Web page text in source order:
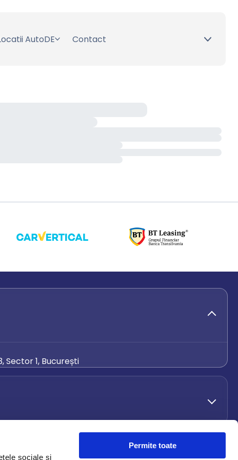
sociale și
Permite toate
AutoDE Contact
Sector 1, București